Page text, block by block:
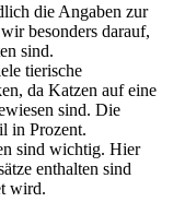
die Angaben zur
besonders darauf,
sind.
tierische
da Katzen auf eine
sind. Die
in Prozent.
sind wichtig. Hier
enthalten sind
wird.